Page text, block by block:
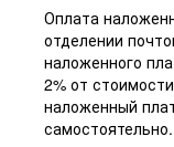
Оплата
отделении
наложенного
2% от
наложенный
самостоятельно.